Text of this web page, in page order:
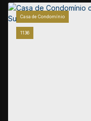
1136
Casa de Condomínio